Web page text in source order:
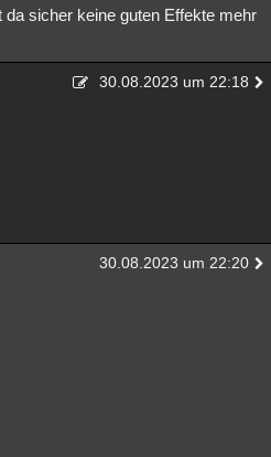
sicher keine guten Effekte mehr
30.08.2023 um 22:18
30.08.2023 um 22:20